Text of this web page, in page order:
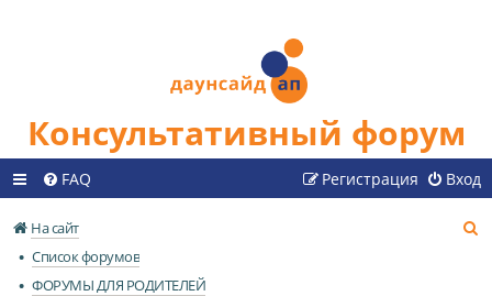
Консультативный форум
FAQ Вход
Регистрация
На сайт
Список форумов
ФОРУМЫ ДЛЯ РОДИТЕЛЕЙ